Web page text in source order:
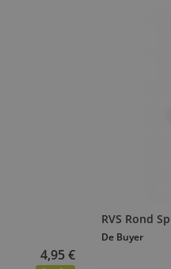
4,95 €
RVS Rond
De Buyer